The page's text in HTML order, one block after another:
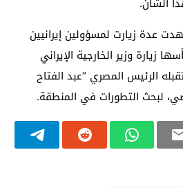
عدة زيارت لمسؤولين إيرانيين
زيارة وزير الخارجية الإيراني
الرئيس المصري “عبد الفتاح
لبحث التطورات في المنطقة.